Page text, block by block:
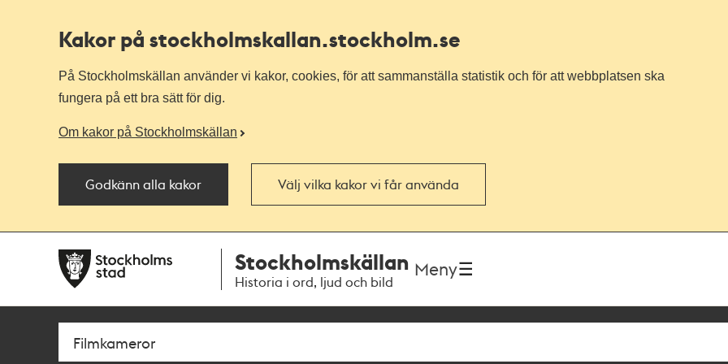
Kakor på stockholmskallan.stockholm.se
På Stockholmskällan använder vi kakor, cookies, för att sammanställa statistik och för att webbplatsen ska
fungera på ett bra sätt för dig.
Om kakor på Stockholmskällan
Godkänn alla kakor Välj vilka kakor vi får använda
navigationen
huvudinnehållet
Stockholmskällan
Historia i ord, ljud och bild
Meny
Sök